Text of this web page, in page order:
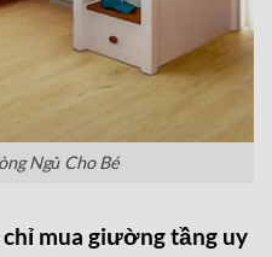
Ngủ Cho Bé
mua giường tầng uy